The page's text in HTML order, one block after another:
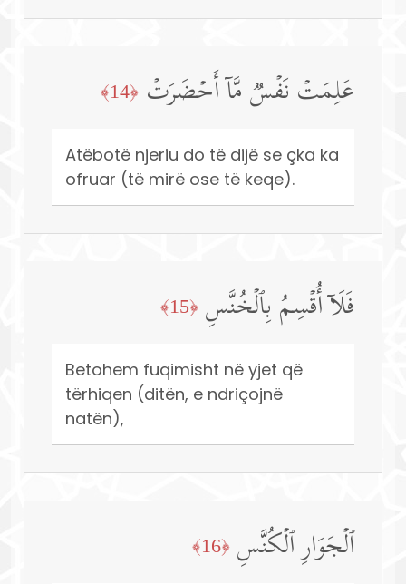
عَلِمَتۡ نَفۡسࣱ مَّاۤ أَحۡضَرَتۡ ﴿14﴾
Atëbotë njeriu do të dijë se çka ka
ofruar (të mirë ose të keqe).
فَلَاۤ أُقۡسِمُ بِٱلۡخُنَّسِ ﴿15﴾
Betohem fuqimisht në yjet që
tërhiqen (ditën, e ndriçojnë
natën),
ٱلۡجَوَارِ ٱلۡكُنَّسِ ﴿16﴾